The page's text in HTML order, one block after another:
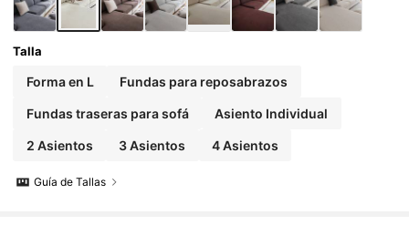
Talla
Forma en L Fundas para reposabrazos
Fundas traseras para sofá Asiento Individual
2 Asientos 3 Asientos 4 Asientos
Guía de Tallas